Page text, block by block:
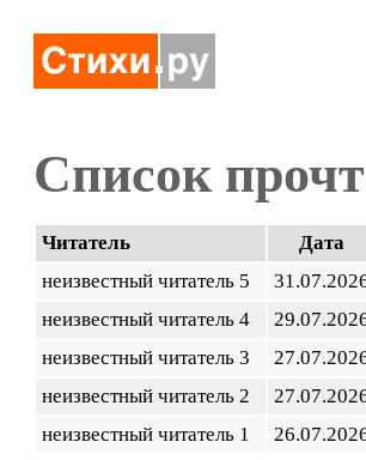
Список
Читатель Дата
неизвестный читатель 5
неизвестный читатель 4
неизвестный читатель 3
неизвестный читатель 2
неизвестный читатель 1